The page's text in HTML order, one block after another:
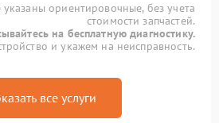
ориентировочные, без учета
стоимости запчастей.
на бесплатную диагностику.
и укажем на неисправность.
все услуги